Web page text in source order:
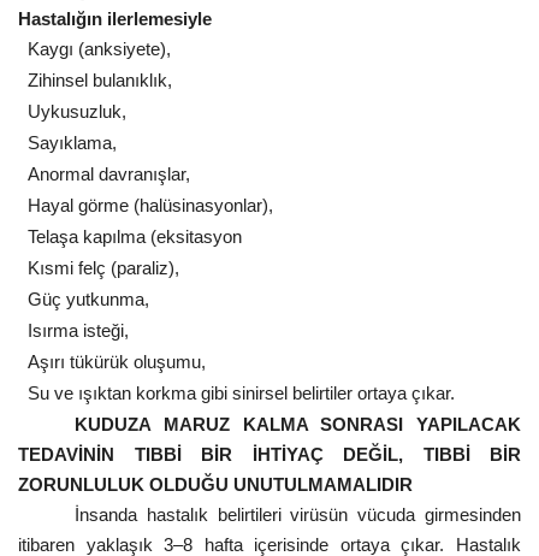
Hastalığın ilerlemesiyle
Kaygı (anksiyete),
Zihinsel bulanıklık,
Uykusuzluk,
Sayıklama,
Anormal davranışlar,
Hayal görme (halüsinasyonlar),
Telaşa kapılma (eksitasyon
Kısmi felç (paraliz),
Güç yutkunma,
Isırma isteği,
Aşırı tükürük oluşumu,
Su ve ışıktan korkma gibi sinirsel belirtiler ortaya çıkar.
KUDUZA MARUZ KALMA SONRASI YAPILACAK
TEDAVİNİN TIBBİ BİR İHTİYAÇ DEĞİL, TIBBİ BİR
ZORUNLULUK OLDUĞU UNUTULMAMALIDIR
İnsanda hastalık belirtileri virüsün vücuda girmesinden
itibaren yaklaşık 3–8 hafta içerisinde ortaya çıkar. Hastalık